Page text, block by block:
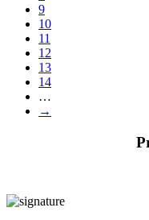
9
10
11
12
13
14
…
→